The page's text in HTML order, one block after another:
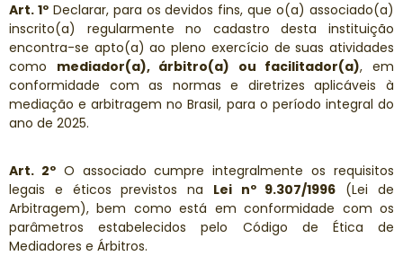
Art. 1ºDeclarar, para os devidos fins, que o(a) associado(a)
inscrito(a) regularmente no cadastro desta instituição
encontra-se apto(a) ao pleno exercício de suas atividades
como mediador(a), árbitro(a) ou facilitador(a), em
conformidade com as normas e diretrizes aplicáveis à
mediação e arbitragem no Brasil, para o período integral do
ano de 2025.
Art. 2ºO associado cumpre integralmente os requisitos
legais e éticos previstos na Lei nº 9.307/1996 (Lei de
Arbitragem), bem como está em conformidade com os
parâmetros estabelecidos pelo Código de Ética de
Mediadores e Árbitros.